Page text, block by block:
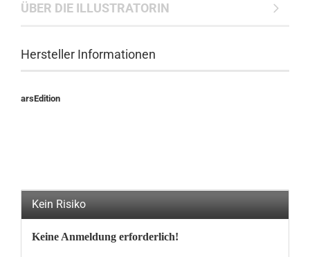
ÜBER DIE ILLUSTRATORIN
Hersteller Informationen
arsEdition
Kein Risiko
Keine Anmeldung erforderlich!